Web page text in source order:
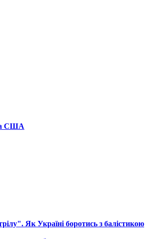
США
Як Україні боротись з балістикою